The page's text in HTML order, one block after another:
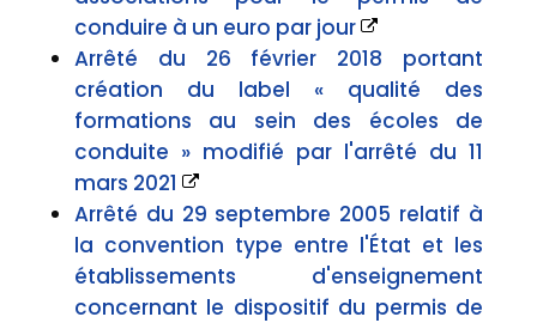
conduire à un euro par jour
Arrêté du 26 février 2018 portant
création du label « qualité des
formations au sein des écoles de
conduite » modifié par l'arrêté du 11
mars 2021
Arrêté du 29 septembre 2005 relatif à
la convention type entre l'État et les
établissements d'enseignement
concernant le dispositif du permis de